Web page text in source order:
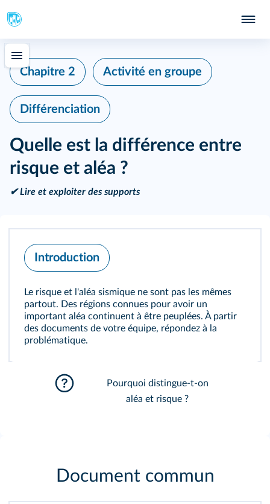
Chapitre 2 Activité en groupe
Différenciation
Quelle est la différence entre
risque et aléa ?
✔ Lire et exploiter des supports
Introduction
Le risque et l'aléa sismique ne sont pas les mêmes
partout. Des régions connues pour avoir un
important aléa continuent à être peuplées. À partir
des documents de votre équipe, répondez à la
problématique.
Pourquoi distingue-t-on
aléa et risque ?
Document commun